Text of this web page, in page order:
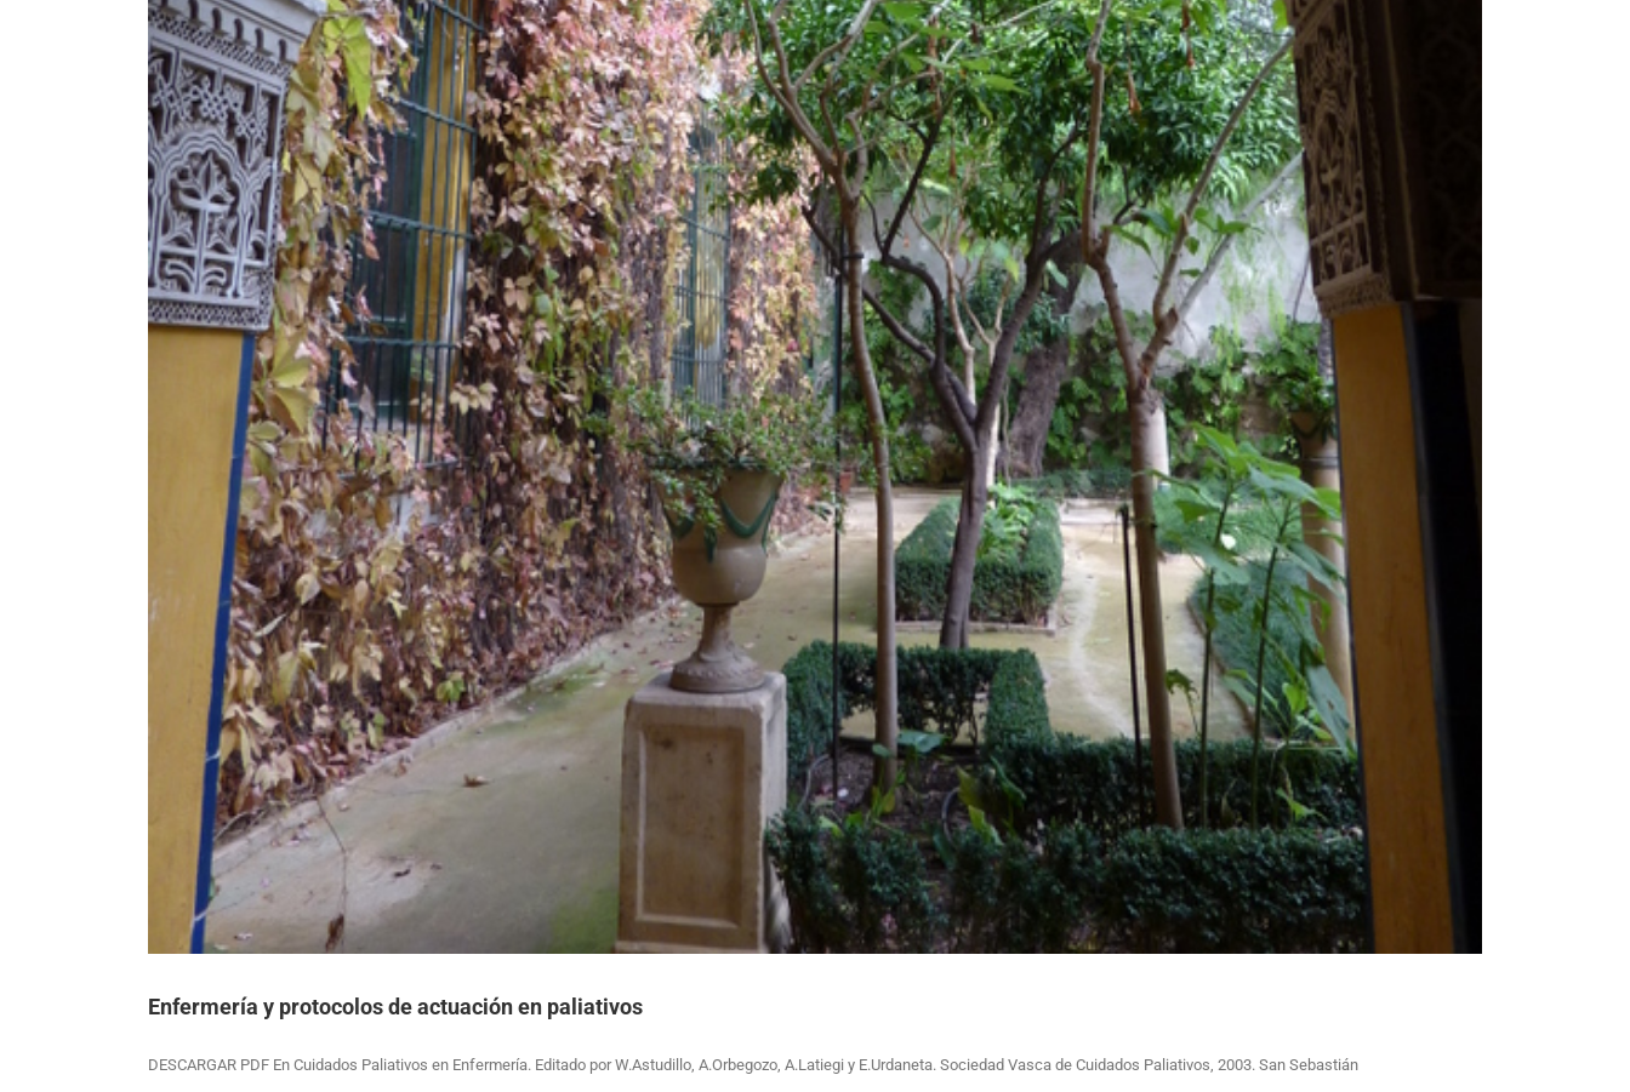
Enfermería y protocolos de actuación en paliativos
DESCARGAR PDF En Cuidados Paliativos en Enfermería. Editado por W.Astudillo, A.Orbegozo, A.Latiegi y E.Urdaneta. Sociedad Vasca de Cuidados Paliativos, 2003. San Sebastián